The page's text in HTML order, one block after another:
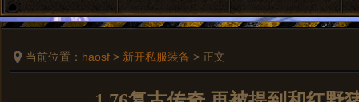
当前位置： haosf > 新开私服装备 > 正文